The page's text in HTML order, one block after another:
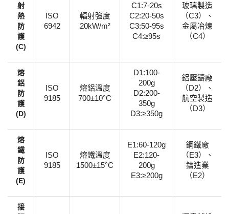
射
熱
防
護
(C)​
ISO
6942
輻射強度
20kW/m²
C1:7-20s
C2:20-50s
C3:50-95s
C4:≥95s
玻璃製造
（C3）、
金屬冶煉
（C4）
​熔
鋁
防
護
(D)​
ISO
9185
熔鋁溫度
700±10°C
D1:100-
200g
D2:200-
350g
D3:≥350g
鋁壓鑄廠
（D2）、
航空製造
（D3）
​熔
鐵
防
護
(E)​
ISO
9185
熔鐵溫度
1500±15°C
E1:60-120g
E2:120-
200g
E3:≥200g
鋼鐵廠
（E3）、
鑄造業
（E2）
​接